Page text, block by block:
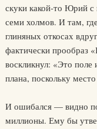
скуки какой-то Юрий с
семи холмов. И там,
глиняных откосах
фактически прообраз
воскликнул: «Это поле
плана, поскольку
И ошибался — видно
миллионы. Ему бы